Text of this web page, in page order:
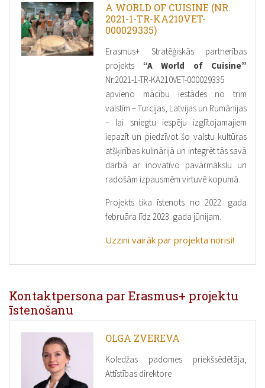
A WORLD OF CUISINE (NR.
2021-1-TR-KA210VET-
000029335)
Erasmus+ Stratēģiskās partnerības
projekts “A World of Cuisine”
Nr.2021-1-TR-KA210VET-000029335
apvieno mācību iestādes no trim
valstīm – Turcijas, Latvijas un Rumānijas
– lai sniegtu iespēju izglītojamajiem
iepazīt un piedzīvot šo valstu kultūras
atšķirības kulinārijā un integrēt tās savā
darbā ar inovatīvo pavārmākslu un
radošām izpausmēm virtuvē kopumā.
Projekts tika īstenots no 2022. gada
februāra līdz 2023. gada jūnijam.
Uzzini vairāk par projekta norisi!
Kontaktpersona par Erasmus+ projektu
īstenošanu
OLGA ZVEREVA
Koledžas padomes priekšsēdētāja,
Attīstības direktore